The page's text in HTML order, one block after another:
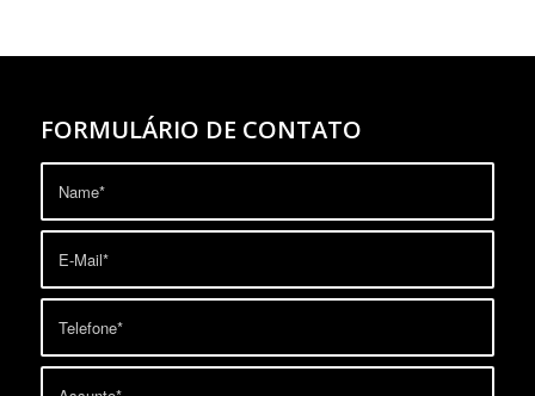
FORMULÁRIO DE CONTATO